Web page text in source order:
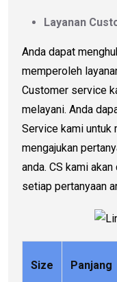
Layanan
Anda dapat
memperoleh
Customer service
melayani. Anda
Service kami untuk
mengajukan
anda. CS kami
setiap pertanyaan
Size Panjang